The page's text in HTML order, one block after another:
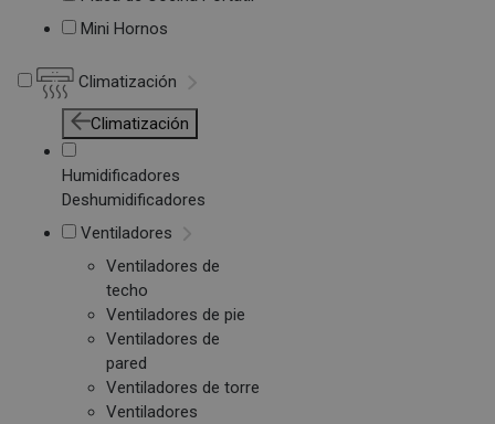
Mini Hornos
Climatización
Climatización
Humidificadores
Deshumidificadores
Ventiladores
Ventiladores de
techo
Ventiladores de pie
Ventiladores de
pared
Ventiladores de torre
Ventiladores